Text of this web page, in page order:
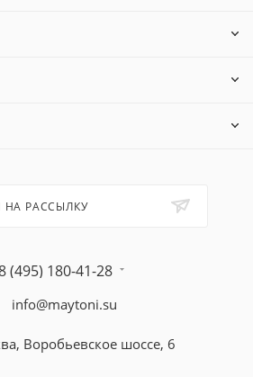
РАССЫЛКУ
(495) 180-41-28
info@maytoni.su
Воробьевское шоссе, 6